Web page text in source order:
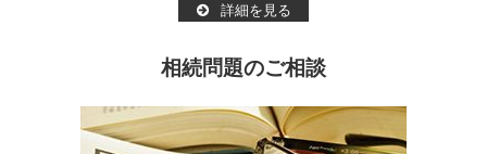
詳細を見る
相続問題のご相談